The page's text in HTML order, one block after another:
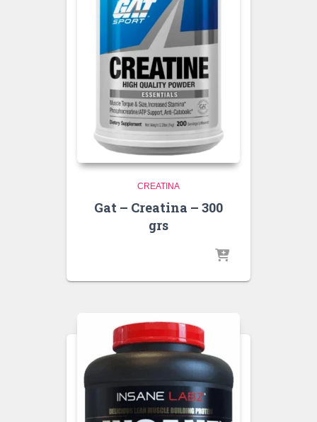
CREATINA
Gat – Creatina – 300
grs